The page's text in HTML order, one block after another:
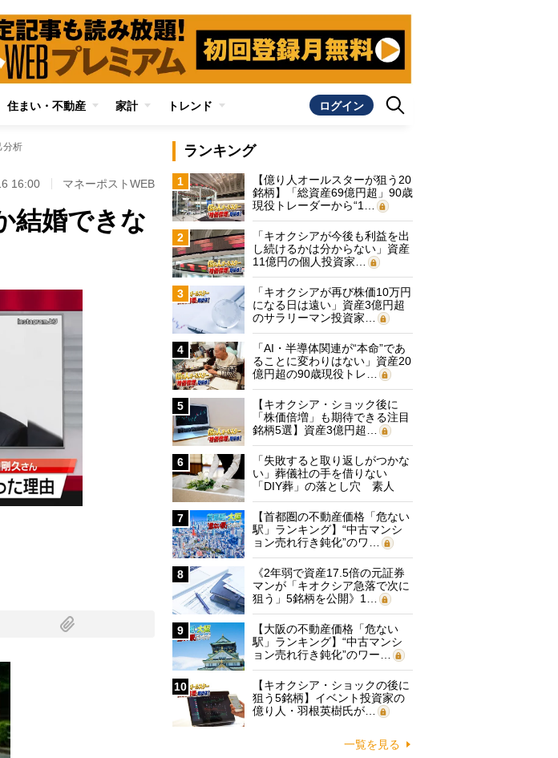
住まい・不動産 家計 トレンド ログイン
分析
16:00 マネーポストWEB
結婚できな
ランキング
1
【億り人オールスターが狙う20
銘柄】「総資産69億円超」90歳
現役トレーダーから“1…
2
「キオクシアが今後も利益を出
し続けるかは分からない」資産
11億円の個人投資家…
3
「キオクシアが再び株価10万円
になる日は遠い」資産3億円超
のサラリーマン投資家…
4
「AI・半導体関連が“本命”であ
ることに変わりはない」資産20
億円超の90歳現役トレ…
5
【キオクシア・ショック後に
「株価倍増」も期待できる注目
銘柄5選】資産3億円超…
6
「失敗すると取り返しがつかな
い」葬儀社の手を借りない
「DIY葬」の落とし穴 素人
に…
7
【首都圏の不動産価格「危ない
駅」ランキング】“中古マンシ
ョン売れ行き鈍化”のワ…
8
《2年弱で資産17.5倍の元証券
マンが「キオクシア急落で次に
狙う」5銘柄を公開》1…
9
【大阪の不動産価格「危ない
駅」ランキング】“中古マンシ
ョン売れ行き鈍化”のワー…
10
【キオクシア・ショックの後に
狙う5銘柄】イベント投資家の
億り人・羽根英樹氏が…
一覧を見る